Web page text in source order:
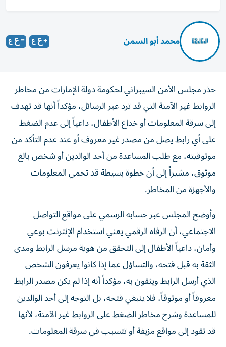
محمد أبو السمن
حذر مجلس الأمن السيبراني لحكومة دولة الإمارات من مخاطر
الروابط غير الآمنة التي قد ترد عبر الرسائل، مؤكداً أنها قد تهدف
إلى سرقة المعلومات أو خداع الأطفال، داعياً إلى عدم الضغط
على أي رابط يصل من مصدر غير معروف أو عند عدم التأكد من
موثوقيته، مع طلب المساعدة من أحد الوالدين أو شخص بالغ
موثوق، مشيراً إلى أن خطوة بسيطة قد تحمي المعلومات
والأجهزة من المخاطر.
وأوضح المجلس عبر حسابه الرسمي على مواقع التواصل
الاجتماعي، أن الرفاه الرقمي يعني استخدام الإنترنت بوعي
وأمان، داعياً الأطفال إلى التحقق من هوية مرسل الرابط ومدى
الثقة به قبل فتحه، والتساؤل عما إذا كانوا يعرفون الشخص
الذي أرسل الرابط ويثقون به، مؤكداً أنه إذا لم يكن مصدر الرابط
معروفاً أو موثوقاً، فلا ينبغي فتحه، بل التوجه إلى أحد الوالدين
للمساعدة وشرح مخاطر الضغط على الروابط غير الآمنة، لأنها
قد تقود إلى مواقع مزيفة أو تتسبب في سرقة المعلومات.